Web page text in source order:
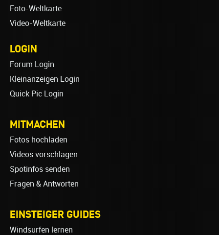
Foto-Weltkarte
Video-Weltkarte
LOGIN
Forum Login
Kleinanzeigen Login
Quick Pic Login
MITMACHEN
Fotos hochladen
Videos vorschlagen
Spotinfos senden
Fragen & Antworten
EINSTEIGER GUIDES
Windsurfen lernen